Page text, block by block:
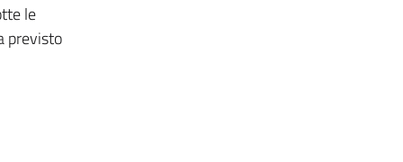
le
previsto